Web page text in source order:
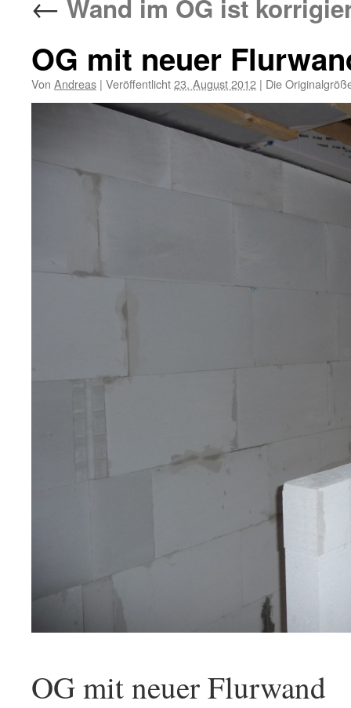
Wand im OG ist
OG mit neuer
Von Andreas | Veröffentlicht23. August 2012 | Die
OG mit neuer Flurwand